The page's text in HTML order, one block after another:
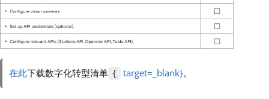
在此下载数字化转型清单 { target=_blank}。